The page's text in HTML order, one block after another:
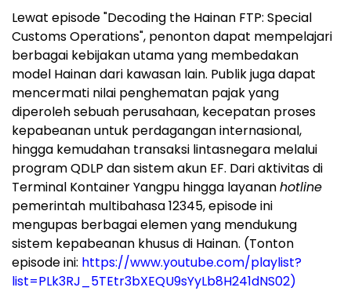
Lewat episode "Decoding the Hainan FTP: Special
Customs Operations", penonton dapat mempelajari
berbagai kebijakan utama yang membedakan
model Hainan dari kawasan lain. Publik juga dapat
mencermati nilai penghematan pajak yang
diperoleh sebuah perusahaan, kecepatan proses
kepabeanan untuk perdagangan internasional,
hingga kemudahan transaksi lintasnegara melalui
program QDLP dan sistem akun EF. Dari aktivitas di
Terminal Kontainer Yangpu hingga layananhotline
pemerintah multibahasa 12345, episode ini
mengupas berbagai elemen yang mendukung
sistem kepabeanan khusus di Hainan. (Tonton
episode ini: https://www.youtube.com/playlist?
list=PLk3RJ_5TEtr3bXEQU9sYyLb8H241dNS02)